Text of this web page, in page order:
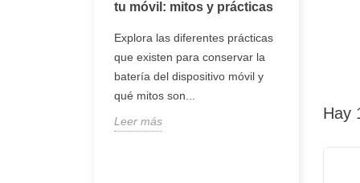
tu móvil: mitos y prácticas
Explora las diferentes prácticas
que existen para conservar la
batería del dispositivo móvil y
qué mitos son...
Leer más
antes de
Hay